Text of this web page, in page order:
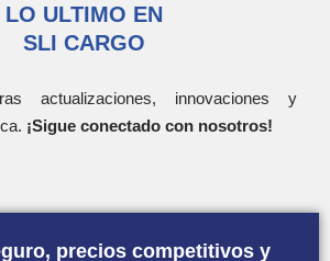
LO ULTIMO EN
SLI CARGO
actualizaciones, innovaciones y
¡Sigue conectado con nosotros!
precios competitivos y